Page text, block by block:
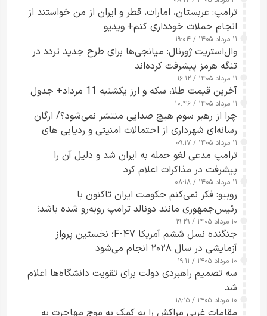
ترامپ: عربستان، امارات، قطر و ایران از من خواستند از
انجام حملات خودداری کنم+ ویدیو
۱۱ مرداد ۱۴۰۵ / ۱۹:۰۴
وال‌استریت ژورنال: میانجی‌ها برای طرح جدید تردد در
تنگه هرمز پیشرفت کرده‌اند
۱۱ مرداد ۱۴۰۵ / ۱۶:۱۲
آخرین قیمت طلا، سکه و ارز یکشنبه 11 مرداد+ جدول
۱۱ مرداد ۱۴۰۵ / ۱۰:۴۶
چرا از رهبر سوم هیچ صدایی منتشر نمی‌شود؟/ ارگان
رسانه‌ای شهرداری از احتمالات امنیتی و ردیابی های
جاسوسی گفت
۱۱ مرداد ۱۴۰۵ / ۰۹:۱۷
ترامپ مدعی لغو حمله به ایران شد و دلیل آن را
پیشرفت در مذاکرات اعلام کرد
۱۱ مرداد ۱۴۰۵ / ۰۸:۱۸
روبیو: فکر نمی‌کنم حکومت ایران تاکنون با
رئیس‌جمهوری مانند دونالد ترامپ روبه‌رو شده باشد؛
کسی که واقعاً دست به اقدام می‌زند
۱۰ مرداد ۱۴۰۵ / ۱۹:۲۹
جنگنده نسل ششم آمریکا F-۴۷؛ نخستین پرواز
آزمایشی در سال ۲۰۲۸ انجام می‌شود
۱۰ مرداد ۱۴۰۵ / ۱۹:۱۱
سه تصمیم راهبردی دولت برای تقویت دانشگاه‌ها اعلام
شد
۱۰ مرداد ۱۴۰۵ / ۱۸:۱۵